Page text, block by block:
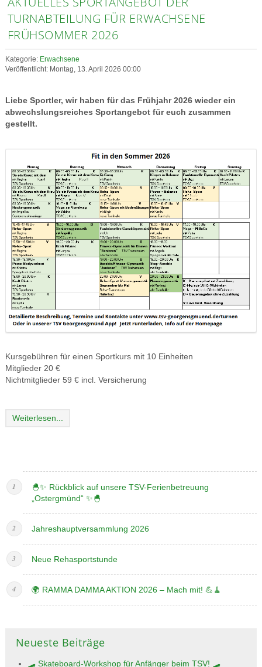
TURNABTEILUNG FÜR ERWACHSENE
FRÜHSOMMER 2026
Kategorie: Erwachsene
Veröffentlicht: Montag, 13. April 2026 00:00
Liebe Sportler, wir haben für das Frühjahr 2026 wieder ein
abwechslungsreiches Sportangebot für euch zusammen
gestellt.
Kursgebühren für einen Sportkurs mit 10 Einheiten
Mitglieder 20 €
Nichtmitglieder 59 € incl. Versicherung
Weiterlesen...
🐣✨ Rückblick auf unsere TSV-Ferienbetreuung
„Ostergmünd“ ✨🐣
Jahreshauptversammlung 2026
Neue Rehasportstunde
🌍 RAMMA DAMMA AKTION 2026 – Mach mit! 💪🧹
Neueste Beiträge
🛹 Skateboard-Workshop für Anfänger beim TSV! 🛹